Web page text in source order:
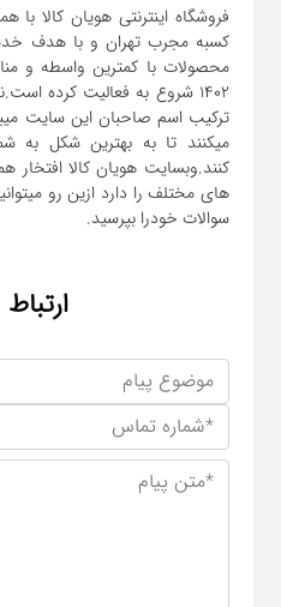
فروشگاه اینترنتی هویان کالا با
کسبه مجرب تهران و با هدف
محصولات با کمترین واسطه و
1402 شروع به فعالیت کرده
ترکیب اسم صاحبان این سایت
میکنند تا به بهترین شکل به
کنند.وبسایت هویان کالا افتخار
های مختلف را دارد ازین رو
سوالات خودرا بپرسید.